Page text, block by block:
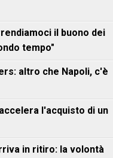
il buono dei
tempo"
altro che Napoli, c'è
l'acquisto di un
in ritiro: la volontà